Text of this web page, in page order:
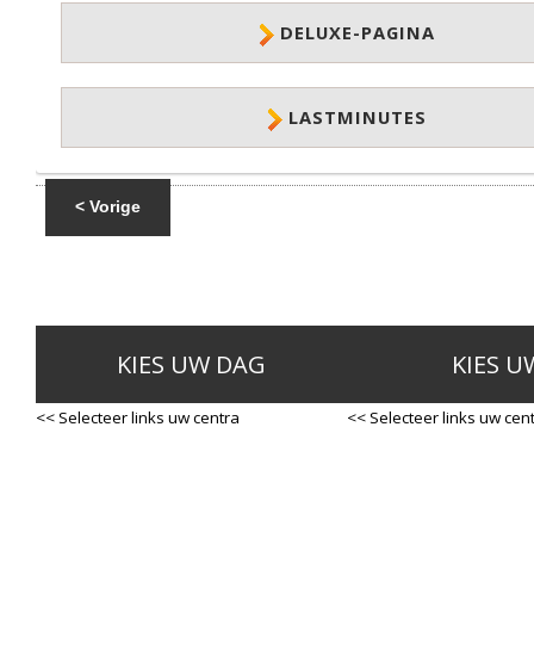
DELUXE-PAGINA
LASTMINUTES
< Vorige
KIES UW DAG
<< Selecteer links uw centra
KIES
<< Selecteer links uw